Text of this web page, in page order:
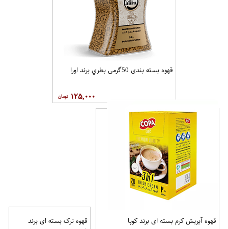
قهوه بسته بندی 50گرمی بطري برند اورا
۱۲۵,۰۰۰
قهوه آيريش کرم بسته ای برند کوپا
قهوه ترک بسته ای برند